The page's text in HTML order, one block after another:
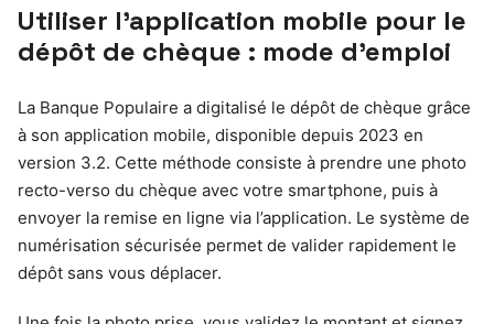
Utiliser l’application mobile pour le
dépôt de chèque : mode d’emploi
La Banque Populaire a digitalisé le dépôt de chèque grâce
à son application mobile, disponible depuis 2023 en
version 3.2. Cette méthode consiste à prendre une photo
recto-verso du chèque avec votre smartphone, puis à
envoyer la remise en ligne via l’application. Le système de
numérisation sécurisée permet de valider rapidement le
dépôt sans vous déplacer.